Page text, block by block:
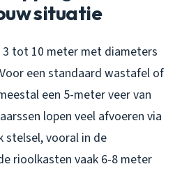
situatie
3 tot 10 meter met diameters
een standaard wastafel of
een 5-meter veer van
lopen veel afvoeren via
stelsel, vooral in de
rioolkasten vaak 6-8 meter